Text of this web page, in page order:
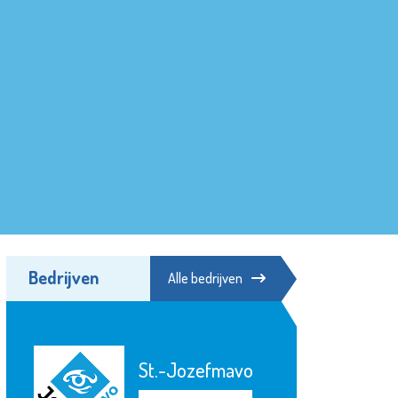
Bedrijven Alle bedrijven
St.-Jozefmavo